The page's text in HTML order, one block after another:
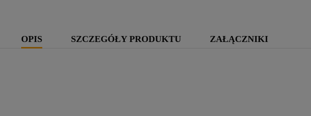
OPIS SZCZEGÓŁY PRODUKTU ZAŁĄCZNIKI